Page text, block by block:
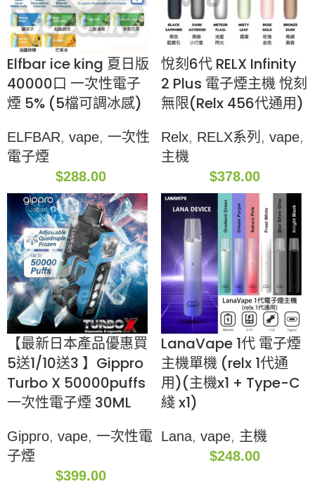
Elfbar ice king 夏日版
40000口 一次性電子
煙 5% (5檔可調冰感)
ELFBAR, vape, 一次性
電子煙
$288.00
悅刻6代 RELX Infinity
2 Plus 電子煙主機 悅刻
無限(Relx 456代通用)
Relx, RELX系列 , vape,
主機
$378.00
【最新日本產品優惠買
5送1/10送3 】Gippro
Turbo X 50000puffs
一次性電子煙 30ML
Gippro, vape, 一次性電
子煙
$399.00
LanaVape 1代 電子煙
主機單機 (relx 1代通
用)(主機x1 + Type-C
綫 x1)
Lana, vape, 主機
$248.00